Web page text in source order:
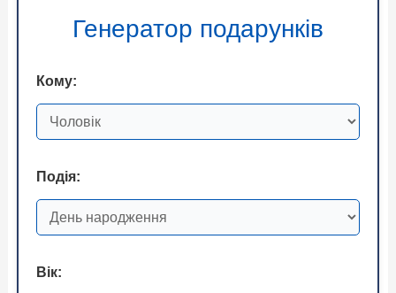
Генератор подарунків
Кому:
Подія:
Вік: